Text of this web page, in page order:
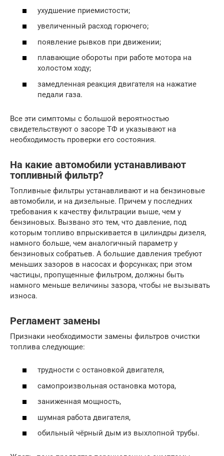
ухудшение приемистости;
увеличенный расход горючего;
появление рывков при движении;
плавающие обороты при работе мотора на
холостом ходу;
замедленная реакция двигателя на нажатие
педали газа.
Все эти симптомы с большой вероятностью
свидетельствуют о засоре ТФ и указывают на
необходимость проверки его состояния.
На какие автомобили устанавливают
топливный фильтр?
Топливные фильтры устанавливают и на бензиновые
автомобили, и на дизельные. Причем у последних
требования к качеству фильтрации выше, чем у
бензиновых. Вызвано это тем, что давление, под
которым топливо впрыскивается в цилиндры дизеля,
намного больше, чем аналогичный параметр у
бензиновых собратьев. А большие давления требуют
меньших зазоров в насосах и форсунках; при этом
частицы, пропущенные фильтром, должны быть
намного меньше величины зазора, чтобы не вызывать
износа.
Регламент замены
Признаки необходимости замены фильтров очистки
топлива следующие:
трудности с остановкой двигателя,
самопроизвольная остановка мотора,
заниженная мощность,
шумная работа двигателя,
обильный чёрный дым из выхлопной трубы.